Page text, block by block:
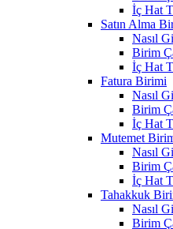
İç Hat
Satın Alma
Nasıl
Birim
İç Hat
Fatura Birimi
Nasıl
Birim
İç Hat
Mutemet
Nasıl
Birim
İç Hat
Tahakkuk
Nasıl
Birim